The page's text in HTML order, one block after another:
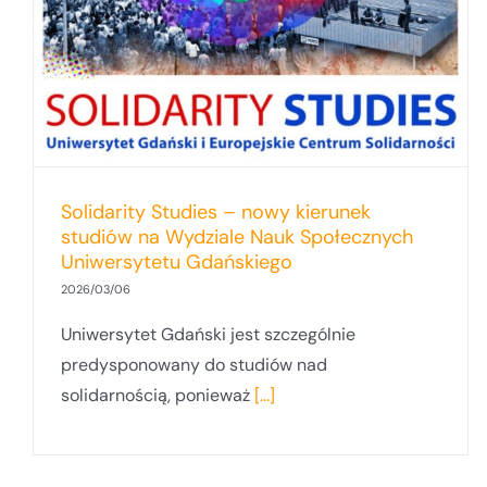
Solidarity Studies – nowy kierunek
studiów na Wydziale Nauk Społecznych
Uniwersytetu Gdańskiego
2026/03/06
Uniwersytet Gdański jest szczególnie
predysponowany do studiów nad
solidarnością, ponieważ [...]
kadr podczas PowerConnect Energy
Summit 2025